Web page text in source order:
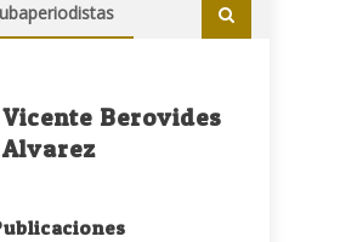
Vicente Berovides
Alvarez